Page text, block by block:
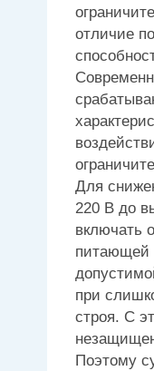
отличие
Для
220 В до
включать
питающей
при
строя. С
Поэтому